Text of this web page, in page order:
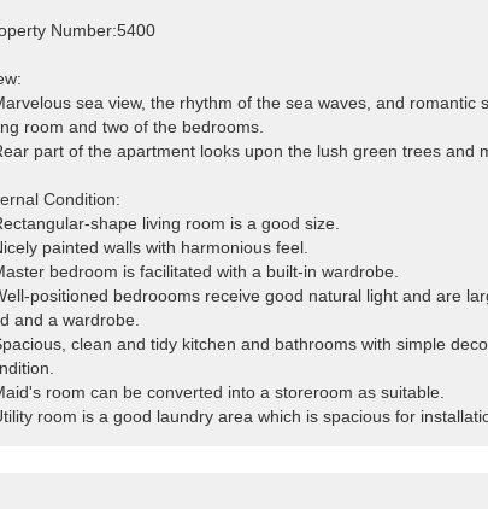
Number:5400
sea view, the rhythm of the sea waves, and romantic
room and two of the bedrooms.
part of the apartment looks upon the lush green trees and
Condition:
shape living room is a good size.
painted walls with harmonious feel.
bedroom is facilitated with a built-in wardrobe.
positioned bedroooms receive good natural light and are
and a wardrobe.
clean and tidy kitchen and bathrooms with simple
room can be converted into a storeroom as suitable.
room is a good laundry area which is spacious for